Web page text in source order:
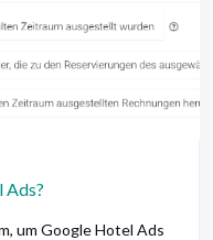
um Google Hotel Ads